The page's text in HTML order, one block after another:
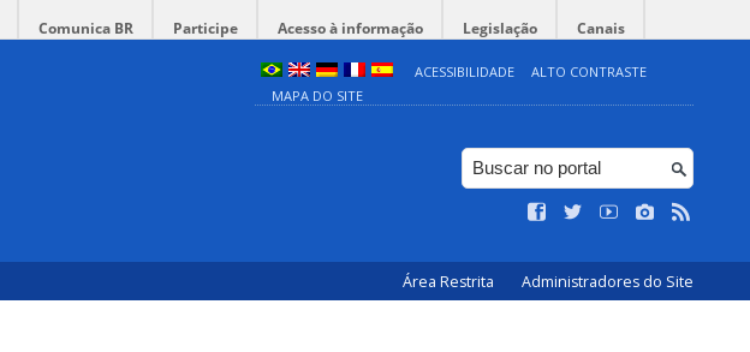
Comunica BR Participe Acesso à informação Legislação Canais
ACESSIBILIDADE
ALTO CONTRASTE
MAPA DO SITE
Área Restrita Administradores do Site